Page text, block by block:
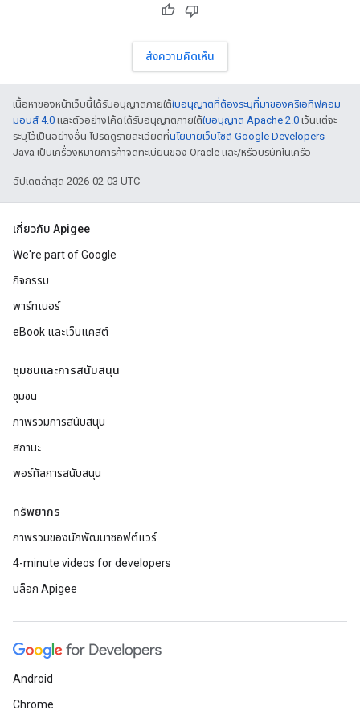
ส่งความคิดเห็น
เนื้อหาของหน้าเว็บนี้ได้รับอนุญาตภายใต้ใบอนุญาตที่ต้องระบุที่มาของครีเอทีฟคอม
มอนส์ 4.0 และตัวอย่างโค้ดได้รับอนุญาตภายใต้ใบอนุญาต Apache 2.0 เว้นแต่จะ
ระบุไว้เป็นอย่างอื่น โปรดดูรายละเอียดที่นโยบายเว็บไซต์ Google Developers
Java เป็นเครื่องหมายการค้าจดทะเบียนของ Oracle และ/หรือบริษัทในเครือ
อัปเดตล่าสุด 2026-02-03 UTC
เกี่ยวกับ Apigee
We're part of Google
กิจกรรม
พาร์ทเนอร์
eBook และเว็บแคสต์
ชุมชนและการสนับสนุน
ชุมชน
ภาพรวมการสนับสนุน
สถานะ
พอร์ทัลการสนับสนุน
ทรัพยากร
ภาพรวมของนักพัฒนาซอฟต์แวร์
4-minute videos for developers
บล็อก Apigee
Android
Chrome